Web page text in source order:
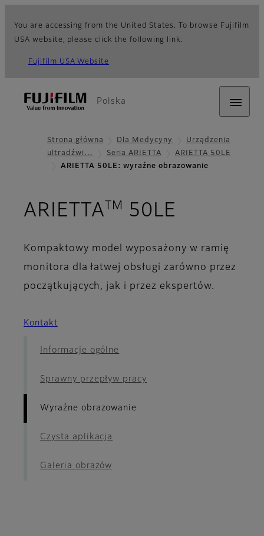
You are accessing from the United States. To browse Fujifilm
USA website, please click the following link.
Fujifilm USA Website
Polska
Strona główna Dla Medycyny
Urządzenia
ultradźwi…
Seria ARIETTA
ARIETTA 50LE
ARIETTA 50LE: wyraźne obrazowanie
ARIETTA TM 50LE
Kompaktowy model wyposażony w ramię
monitora dla łatwej obsługi zarówno przez
początkujących, jak i przez ekspertów.
Kontakt
Informacje ogólne
Sprawny przepływ pracy
Wyraźne obrazowanie
Czysta aplikacja
Galeria obrazów